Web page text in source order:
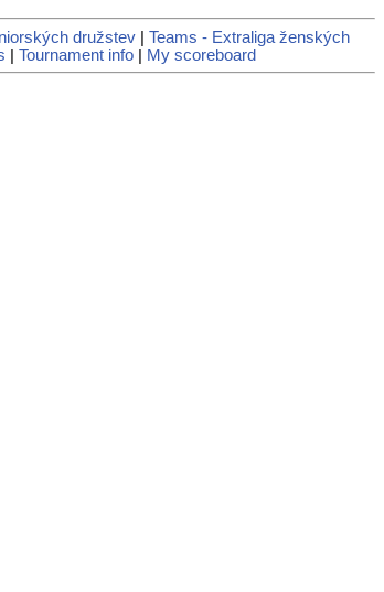
družstev | Teams - Extraliga ženských
| Tournament info| My scoreboard